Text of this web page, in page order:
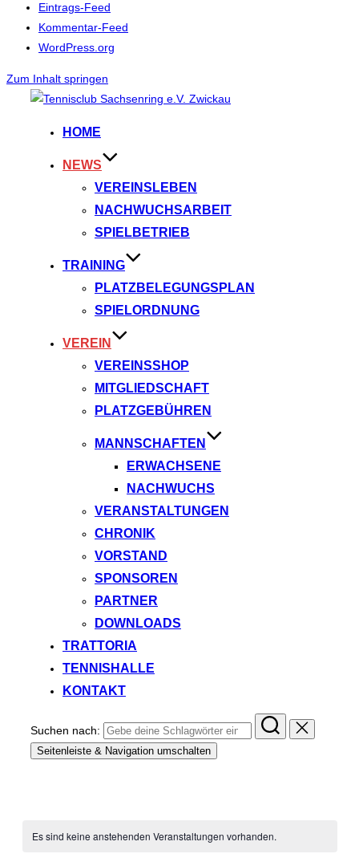
Eintrags-Feed
Kommentar-Feed
WordPress.org
Zum Inhalt springen
HOME
NEWS
VEREINSLEBEN
NACHWUCHSARBEIT
SPIELBETRIEB
TRAINING
PLATZBELEGUNGSPLAN
SPIELORDNUNG
VEREIN
VEREINSSHOP
MITGLIEDSCHAFT
PLATZGEBÜHREN
MANNSCHAFTEN
ERWACHSENE
NACHWUCHS
VERANSTALTUNGEN
CHRONIK
VORSTAND
SPONSOREN
PARTNER
DOWNLOADS
TRATTORIA
TENNISHALLE
KONTAKT
Suchen nach:
Seitenleiste & Navigation umschalten
Es sind keine anstehenden Veranstaltungen vorhanden.